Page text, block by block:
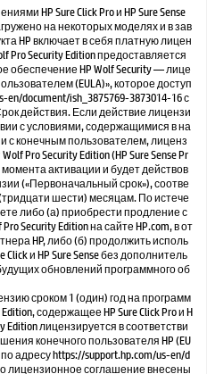
HP Sure Click Pro и HP Sure Sense
на некоторых моделях и в зав
HP включает в себя платную лицен
Pro Security Edition предоставляется
обеспечение HP Wolf Security — лице
(EULA)», которое доступ
document/ish_3875769-3873014-16 с
действия. Если действие лицензи
с условиями, содержащимися в на
конечным пользователем, лиценз
Pro Security Edition (HP Sure Sense Pr
момента активации и будет действов
(«Первоначальный срок»), соотве
шести) месяцам. По истече
либо (а) приобрести продление с
Security Edition на сайте HP.com, в от
HP, либо (б) продолжить исполь
и HP Sure Sense без дополнитель
обновлений программного об
сроком 1 (один) год на программ
содержащее HP Sure Click Pro и H
Edition лицензируется в соответстви
конечного пользователя HP (EU
адресу https://support.hp.com/us-en/d
лицензионное соглашение внесены